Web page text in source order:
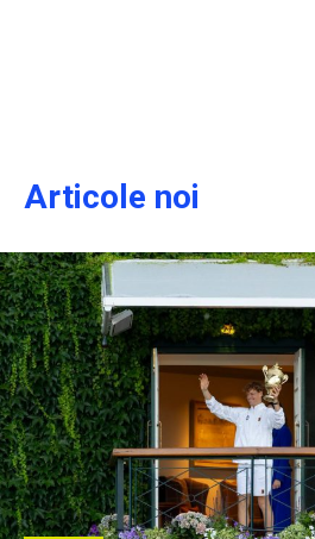
Articole noi